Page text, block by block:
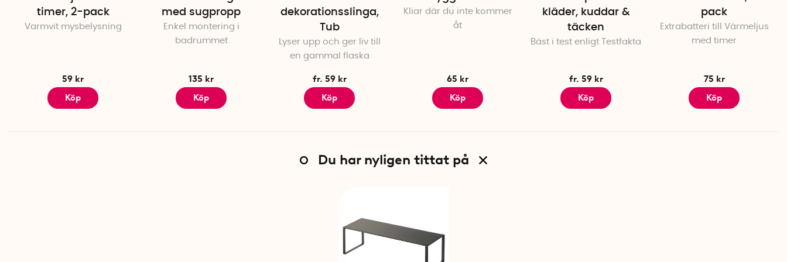
timer, 2-pack
Varmvit mysbelysning
59 kr
Köp
med sugpropp
Enkel montering i
badrummet
135 kr
Köp
dekorationsslinga,
Tub
Lyser upp och ger liv till
en gammal flaska
fr. 59 kr
Köp
Kliar där du inte kommer
åt
65 kr
Köp
kläder, kuddar &
täcken
Bäst i test enligt Testfakta
fr. 59 kr
Köp
pack
Extrabatteri till Värmeljus
med timer
75 kr
Köp
Du har nyligen tittat på